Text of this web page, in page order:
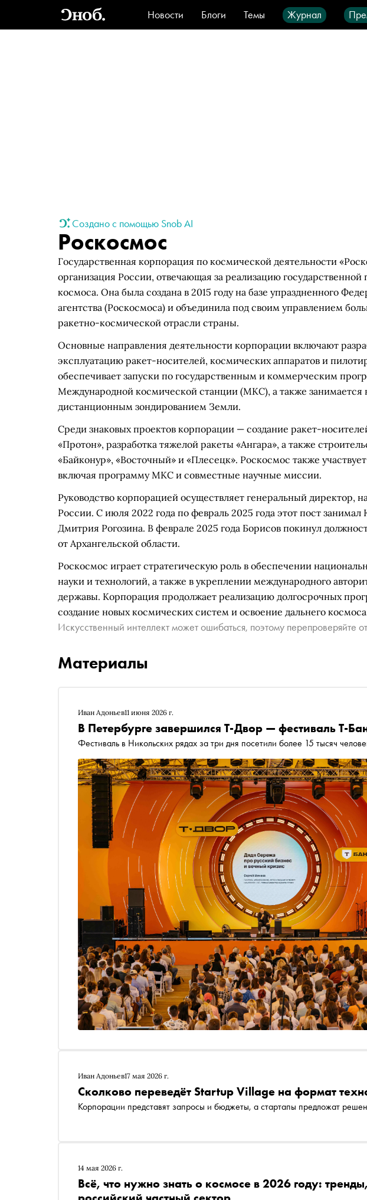
Новости Блоги Темы Журнал
Стиль
Видео Город IT-
Создано с помощью Snob AI
Роскосмос
Государственная корпорация по космической деятельности
организация России, отвечающая за реализацию государственной
космоса. Она была создана в 2015 году на базе упраздненного
агентства (Роскосмоса) и объединила под своим управлением
ракетно-космической отрасли страны.
Основные направления деятельности корпорации включают
эксплуатацию ракет-носителей, космических аппаратов и
обеспечивает запуски по государственным и коммерческим
Международной космической станции (МКС), а также
дистанционным зондированием Земли.
Среди знаковых проектов корпорации — создание ракет-
«Протон», разработка тяжелой ракеты «Ангара», а также
«Байконур», «Восточный» и «Плесецк». Роскосмос также
включая программу МКС и совместные научные миссии.
Руководство корпорацией осуществляет генеральный директор,
России. С июля 2022 года по февраль 2025 года этот пост
Дмитрия Рогозина. В феврале 2025 года Борисов покинул
от Архангельской области.
Роскосмос играет стратегическую роль в обеспечении
науки и технологий, а также в укреплении международного
державы. Корпорация продолжает реализацию долгосрочных
создание новых космических систем и освоение дальнего
Искусственный интеллект может ошибаться, поэтому перепроверяйте
Материалы
Иван Адоньев11 июня 2026 г.
В Петербурге завершился Т-Двор — фестиваль Т-
Фестиваль в Никольских рядах за три дня посетили более 15 тысяч
Иван Адоньев17 мая 2026 г.
Сколково переведёт Startup Village на формат
Корпорации представят запросы и бюджеты, а стартапы предложат
14 мая 2026 г.
Всё, что нужно знать о космосе в 2026 году: